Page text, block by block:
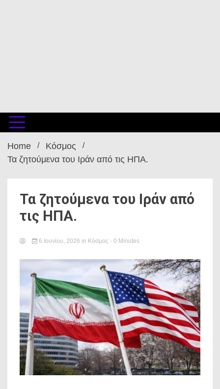
Home
Κόσμος
Τα ζητούμενα του Ιράν από τις ΗΠΑ.
Τα ζητούμενα του Ιράν από
τις ΗΠΑ.
6 Ιουνίου, 2026 in Κόσμος - 0 Minutes